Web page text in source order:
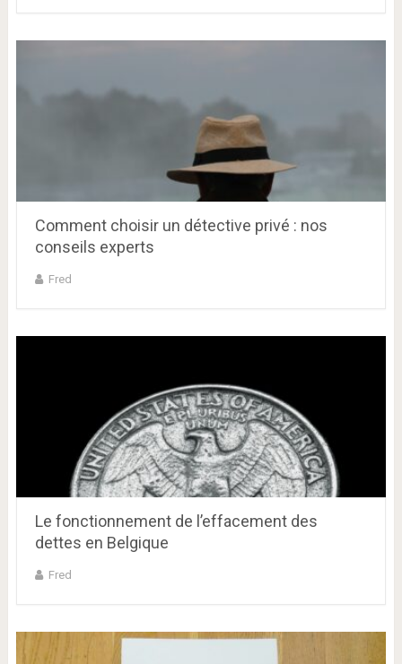
Comment choisir un détective privé : nos
conseils experts
Fred
Le fonctionnement de l’effacement des
dettes en Belgique
Fred